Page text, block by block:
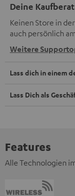
Deine
Keinen Store in
auch persönlich
Weitere
Lass dich in einem
Lass Dich als
Features
Alle Technologien